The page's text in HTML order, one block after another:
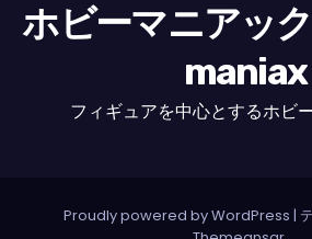
ホビーマニアッ
maniax
フィギュアを中心とするホビ
Proudly powered by WordPress |